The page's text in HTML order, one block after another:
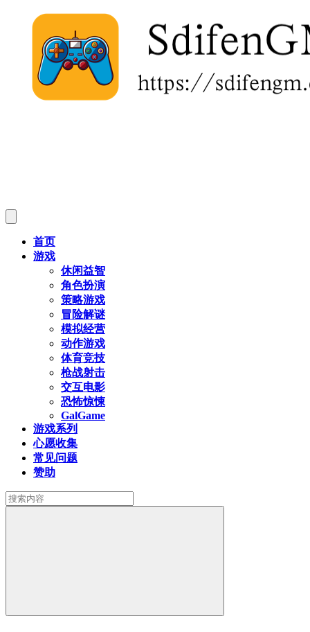
首页
游戏
休闲益智
角色扮演
策略游戏
冒险解谜
模拟经营
动作游戏
体育竞技
枪战射击
交互电影
恐怖惊悚
GalGame
游戏系列
心愿收集
常见问题
赞助